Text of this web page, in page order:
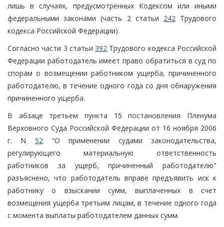
лишь в случаях, предусмотренных Кодексом или иными
федеральными законами (часть 2 статьи 242 Трудового
кодекса Российской Федерации).
Согласно части 3 статьи392 Трудового кодекса Российской
Федерации работодатель имеет право обратиться в суд по
спорам о возмещении работником ущерба, причиненного
работодателю, в течение одного года со дня обнаружения
причиненного ущерба.
В абзаце третьем пункта 15 постановления Пленума
Верховного Суда Российской Федерации от 16 ноября 2006
г. N 52 "О применении судами законодательства,
регулирующего материальную ответственность
работников за ущерб, причиненный работодателю"
разъяснено, что работодатель вправе предъявить иск к
работнику о взыскании сумм, выплаченных в счет
возмещения ущерба третьим лицам, в течение одного года
с момента выплаты работодателем данных сумм.